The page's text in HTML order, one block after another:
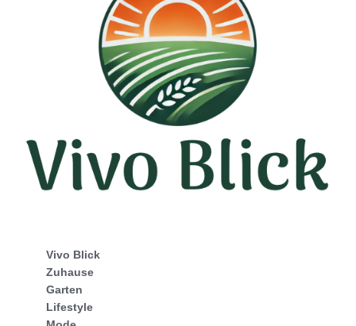
Vivo Blick
Zuhause
Garten
Lifestyle